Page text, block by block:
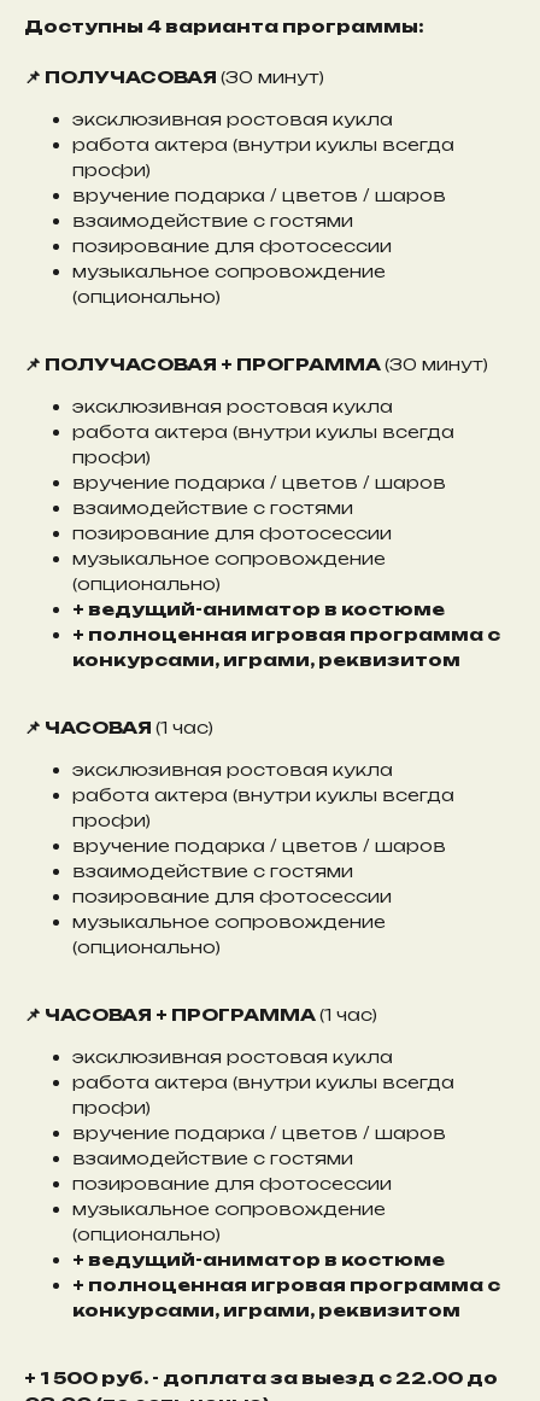
Доступны 4 варианта программы:
📌 ПОЛУЧАСОВАЯ (30 минут)
эксклюзивная ростовая кукла
работа актера (внутри куклы всегда
профи)
вручение подарка / цветов / шаров
взаимодействие с гостями
позирование для фотосессии
музыкальное сопровождение
(опционально)
📌 ПОЛУЧАСОВАЯ + ПРОГРАММА(30 минут)
эксклюзивная ростовая кукла
работа актера (внутри куклы всегда
профи)
вручение подарка / цветов / шаров
взаимодействие с гостями
позирование для фотосессии
музыкальное сопровождение
(опционально)
+ ведущий-аниматор в костюме
+ полноценная игровая программа с
конкурсами, играми, реквизитом
📌 ЧАСОВАЯ (1 час)
эксклюзивная ростовая кукла
работа актера (внутри куклы всегда
профи)
вручение подарка / цветов / шаров
взаимодействие с гостями
позирование для фотосессии
музыкальное сопровождение
(опционально)
📌 ЧАСОВАЯ + ПРОГРАММА(1 час)
эксклюзивная ростовая кукла
работа актера (внутри куклы всегда
профи)
вручение подарка / цветов / шаров
взаимодействие с гостями
позирование для фотосессии
музыкальное сопровождение
(опционально)
+ ведущий-аниматор в костюме
+ полноценная игровая программа с
конкурсами, играми, реквизитом
+ 1 500 руб. - доплата за выезд с 22.00 до